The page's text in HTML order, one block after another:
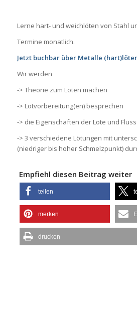
Lerne hart- und weichlöten von Stahl
Termine monatlich.
Jetzt buchbar über Metalle
Wir werden
-> Theorie zum Löten machen
-> Lötvorbereitung(en) besprechen
-> die Eigenschaften der Lote und
-> 3 verschiedene Lötungen mit
(niedriger bis hoher Schmelzpunkt)
Empfiehl diesen Beitrag weiter
teilen
merken
drucken